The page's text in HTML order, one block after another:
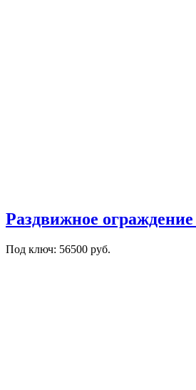
Раздвижное ограждение
Под ключ: 56500 руб.